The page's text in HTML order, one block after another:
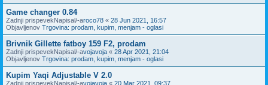
Game changer 0.84
Zadnji prispevekNapisal/-aroco78 « 28 Jun 2021, 16:57
Objavljenov Trgovina: prodam, kupim, menjam - oglasi
Brivnik Gillette fatboy 159 F2, prodam
Zadnji prispevekNapisal/-avojavoja « 28 Apr 2021, 21:04
Objavljenov Trgovina: prodam, kupim, menjam - oglasi
Kupim Yaqi Adjustable V 2.0
Zadnji prispevekNapisal/-avojavoja « 20 Mar 2021, 09:37